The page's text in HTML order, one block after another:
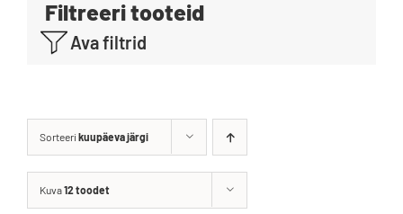
Blogi Ava filtrid
Sorteeri kuupäeva järgi
Kuva12 toodet
Filtreeri tooteid